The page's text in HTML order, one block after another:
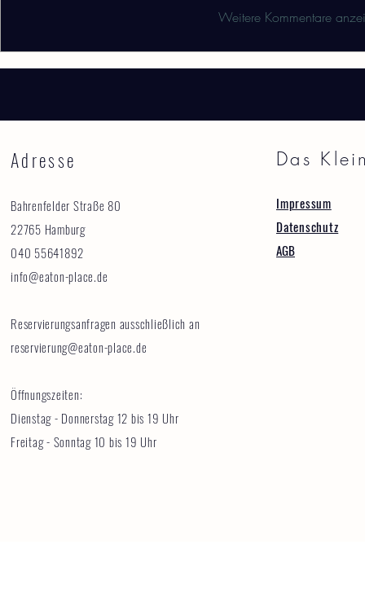
Weitere Kommentare
Adresse
Bahrenfelder Straße 80
22765 Hamburg
040 55641892
info@eaton-place.de
Reservierungsanfragen ausschließlich an
reservierung@eaton-place.de
Öffnungszeiten:
Dienstag - Donnerstag 12 bis 19 Uhr
Freitag - Sonntag 10 bis 19 Uhr
Das
Impressum
Datenschutz
AGB